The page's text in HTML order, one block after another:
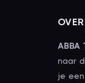
ABBA
naar
je